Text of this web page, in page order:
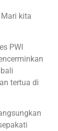
kita
PWI
tertua di